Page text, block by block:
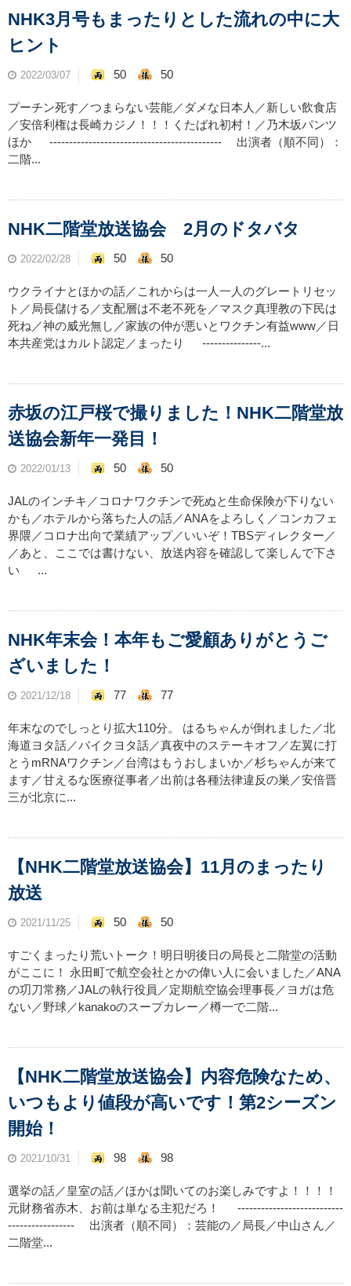
NHK3月号もまったりとした流れの中に大
ヒント
2022/03/07 50 50
プーチン死す／つまらない芸能／ダメな日本人／新しい飲食店
／安倍利権は長崎カジノ！！！くたばれ初村！／乃木坂パンツ
ほか -------------------------------------------- 出演者（順不同）：
二階...
NHK二階堂放送協会 2月のドタバタ
2022/02/28 50 50
ウクライナとほかの話／これからは一人一人のグレートリセッ
ト／局長儲ける／支配層は不老不死を／マスク真理教の下民は
死ね／神の威光無し／家族の仲が悪いとワクチン有益www／日
本共産党はカルト認定／まったり ---------------...
赤坂の江戸桜で撮りました！NHK二階堂放
送協会新年一発目！
2022/01/13 50 50
JALのインチキ／コロナワクチンで死ぬと生命保険が下りない
かも／ホテルから落ちた人の話／ANAをよろしく／コンカフェ
界隈／コロナ出向で業績アップ／いいぞ！TBSディレクター／
／あと、ここでは書けない、放送内容を確認して楽しんで下さ
い ...
NHK年末会！本年もご愛顧ありがとうご
ざいました！
2021/12/18 77 77
年末なのでしっとり拡大110分。 はるちゃんが倒れました／北
海道ヨタ話／バイクヨタ話／真夜中のステーキオフ／左翼に打
とうmRNAワクチン／台湾はもうおしまいか／杉ちゃんが来て
ます／甘えるな医療従事者／出前は各種法律違反の巣／安倍晋
三が北京に...
【NHK二階堂放送協会】11月のまったり
放送
2021/11/25 50 50
すごくまったり荒いトーク！明日明後日の局長と二階堂の活動
がここに！ 永田町で航空会社とかの偉い人に会いました／ANA
の㓛刀常務／JALの執行役員／定期航空協会理事長／ヨガは危
ない／野球／kanakoのスープカレー／樽一で二階...
【NHK二階堂放送協会】内容危険なため、
いつもより値段が高いです！第2シーズン
開始！
2021/10/31 98 98
選挙の話／皇室の話／ほかは聞いてのお楽しみですよ！！！！
元財務省赤木、お前は単なる主犯だろ！ ---------------------------
----------------- 出演者（順不同）：芸能の／局長／中山さん／
二階堂...